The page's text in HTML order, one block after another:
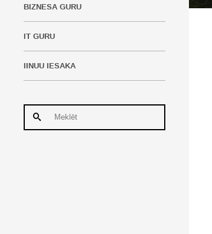
BIZNESA GURU
IT GURU
IINUU IESAKA